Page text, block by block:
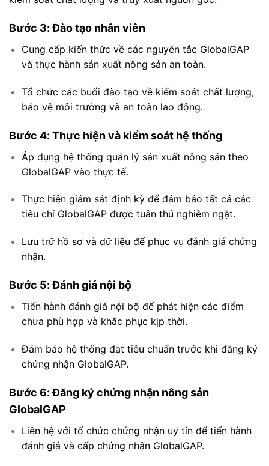
Bước 3: Đào tạo nhân viên
Cung cấp kiến thức về các nguyên tắc GlobalGAP
và thực hành sản xuất nông sản an toàn.
Tổ chức các buổi đào tạo về kiểm soát chất lượng,
bảo vệ môi trường và an toàn lao động.
Bước 4: Thực hiện và kiểm soát hệ thống
Áp dụng hệ thống quản lý sản xuất nông sản theo
GlobalGAP vào thực tế.
Thực hiện giám sát định kỳ để đảm bảo tất cả các
tiêu chí GlobalGAP được tuân thủ nghiêm ngặt.
Lưu trữ hồ sơ và dữ liệu để phục vụ đánh giá chứng
nhận.
Bước 5: Đánh giá nội bộ
Tiến hành đánh giá nội bộ để phát hiện các điểm
chưa phù hợp và khắc phục kịp thời.
Đảm bảo hệ thống đạt tiêu chuẩn trước khi đăng ký
chứng nhận GlobalGAP.
Bước 6: Đăng ký chứng nhận nông sản
GlobalGAP
Liên hệ với tổ chức chứng nhận uy tín để tiến hành
đánh giá và cấp chứng nhận GlobalGAP.